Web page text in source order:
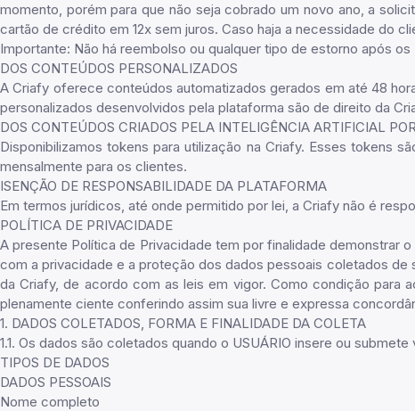
momento, porém para que não seja cobrado um novo ano, a
cartão de crédito em 12x sem juros. Caso haja a necessidade do
Importante: Não há reembolso ou qualquer tipo de estorno após
DOS CONTEÚDOS PERSONALIZADOS
A Criafy oferece conteúdos automatizados gerados em até 48
personalizados desenvolvidos pela plataforma são de direito da
DOS CONTEÚDOS CRIADOS PELA INTELIGÊNCIA ARTIFICIAL
Disponibilizamos tokens para utilização na Criafy. Esses tokens
mensalmente para os clientes.
ISENÇÃO DE RESPONSABILIDADE DA PLATAFORMA
Em termos jurídicos, até onde permitido por lei, a Criafy não é
POLÍTICA DE PRIVACIDADE
A presente Política de Privacidade tem por finalidade demonstrar
com a privacidade e a proteção dos dados pessoais coletados
da Criafy, de acordo com as leis em vigor. Como condição para
plenamente ciente conferindo assim sua livre e expressa
1. DADOS COLETADOS, FORMA E FINALIDADE DA COLETA
1.1. Os dados são coletados quando o USUÁRIO insere ou
TIPOS DE DADOS
DADOS PESSOAIS
Nome completo